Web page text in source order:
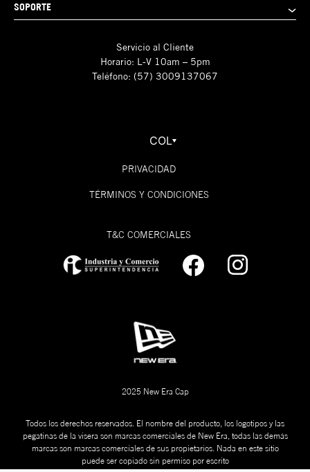
SOPORTE
Servicio al Cliente
Horario: L-V 10am – 5pm
Teléfono: (57) 3009137067
COL
PRIVACIDAD
TÉRMINOS Y CONDICIONES
T&C COMERCIALES
2025 New Era Cap
Todos los derechos reservados. El nombre del producto, los logotipos y las
pegatinas de la visera son marcas comerciales de New Era, todas las demás
marcas son marcas comerciales de sus propietarios. Nada en este sitio
puede ser copiado sin permiso por escrito